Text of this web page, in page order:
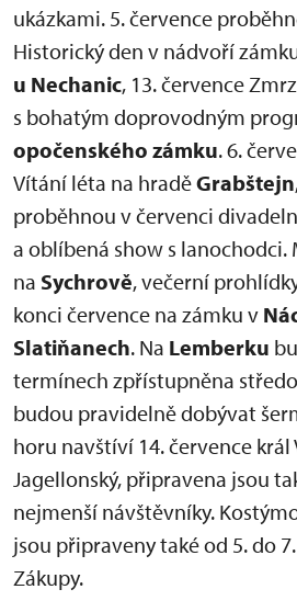
ukázkami. 5. července
Historický den v nádvoří
u Nechanic, 13. července
s bohatým doprovodným
opočenského zámku. 6.
Vítání léta na hraděGrabštejn
proběhnou v červenci
a oblíbená show s
na Sychrově, večerní
konci července na zámku v
Slatiňanech. Na Lemberku
termínech zpřístupněna
budou pravidelně dobývat
horu navštíví 14. července král
Jagellonský, připravena jsou
nejmenší návštěvníky.
jsou připraveny také od 5. do
Zákupy.